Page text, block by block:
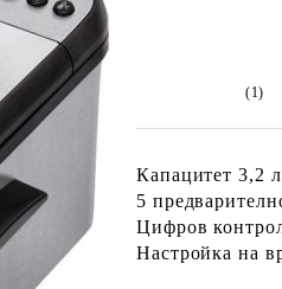
(1)
Капацитет 3,2
5
Цифров
Настройка на